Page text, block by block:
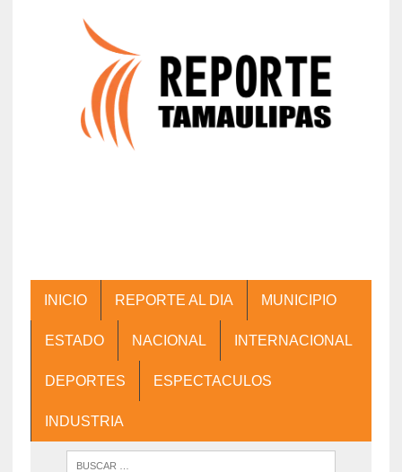
INICIO REPORTE AL DIA MUNICIPIO
ESTADO NACIONAL INTERNACIONAL
DEPORTES ESPECTACULOS
INDUSTRIA